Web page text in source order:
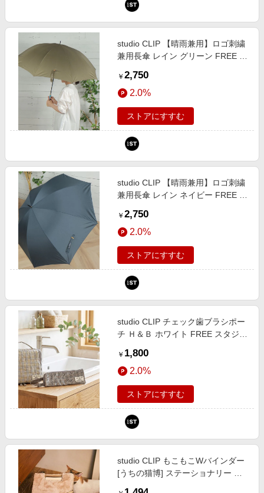
studio CLIP 【晴雨兼用】ロゴ刺繍
兼用長傘 レイン グリーン FREE ス
ンドエスティ（旧ドットエスティ）
￥ 2,750
2.0%
ストアにすすむ
studio CLIP 【晴雨兼用】ロゴ刺繍
兼用長傘 レイン ネイビー FREE ス
ンドエスティ（旧ドットエスティ）
￥ 2,750
2.0%
ストアにすすむ
studio CLIP チェック歯ブラシポー
チ Ｈ＆Ｂ ホワイト FREE スタジオ
スティ（旧ドットエスティ）
￥ 1,800
2.0%
ストアにすすむ
studio CLIP もこもこWバインダー
[うちの猫博] ステーショナリー ホ